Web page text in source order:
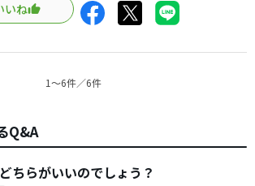
いね
1〜6件／6件
Q&A
ちらがいいのでしょう？